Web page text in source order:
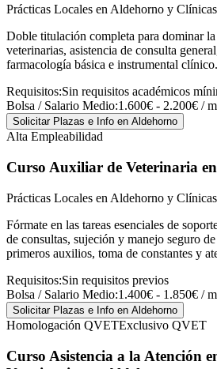
Prácticas Locales en Aldehorno y
Doble titulación completa para dominar
veterinarias, asistencia de consulta
farmacología básica e instrumental clínico.
Requisitos:Sin requisitos académicos
Bolsa / Salario Medio:1.600€ - 2.200€ /
Solicitar Plazas e Info en Aldehorno
Alta Empleabilidad
Curso Auxiliar de Veterinaria
Prácticas Locales en Aldehorno y
Fórmate en las tareas esenciales de
de consultas, sujeción y manejo seguro
primeros auxilios, toma de constantes y
Requisitos:Sin requisitos previos
Bolsa / Salario Medio:1.400€ - 1.850€ /
Solicitar Plazas e Info en Aldehorno
Homologación QVETExclusivo QVET
Curso Asistencia a la Atención